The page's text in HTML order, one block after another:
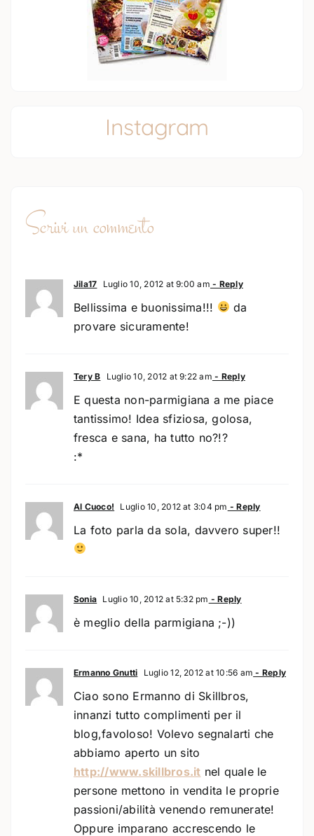
Instagram
Scrivi un commento
Jila17 Luglio 10, 2012 at 9:00 am - Reply
Bellissima e buonissima!!!
da
provare sicuramente!
Tery B Luglio 10, 2012 at 9:22 am - Reply
E questa non-parmigiana a me piace
tantissimo! Idea sfiziosa, golosa,
fresca e sana, ha tutto no?!?
:*
Al Cuoco! Luglio 10, 2012 at 3:04 pm - Reply
La foto parla da sola, davvero super!!
Sonia Luglio 10, 2012 at 5:32 pm - Reply
è meglio della parmigiana ;-))
Ermanno Gnutti Luglio 12, 2012 at 10:56 am - Reply
Ciao sono Ermanno di Skillbros,
innanzi tutto complimenti per il
blog,favoloso! Volevo segnalarti che
abbiamo aperto un sito
http://www.skillbros.it nel quale le
persone mettono in vendita le proprie
passioni/abilità venendo remunerate!
Oppure imparano accrescendo le